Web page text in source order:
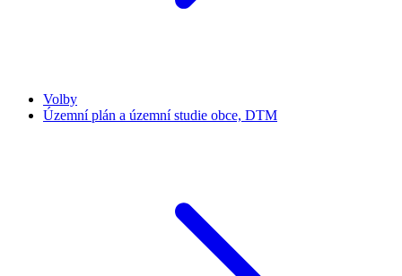
Volby
Územní plán a územní studie obce, DTM